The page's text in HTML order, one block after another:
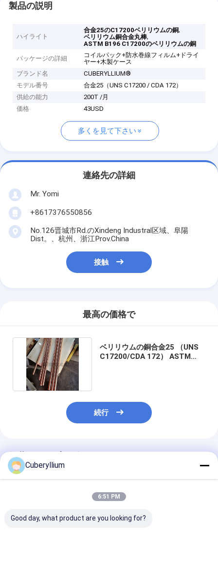
製品の説明
ハイライト
合金25のC17200ベリリウムの銅,
ベリリウム銅合金丸棒,
ASTM B196 C17200のベリリウムの銅
パッケージの詳細
コイルパック+防水巻線フィルム+ドライ
ヤー+木製ケース
ブランド名
CUBERYLLIUM®
モデル番号
合金25（UNS C17200 / CDA 172）
供給の能力
200T /月
価格
43USD
多くを見て下さい
連絡先の詳細
Mr. Yomi
+8617376550856
No.126晋城市Rd.のXindeng Industral区域、阜陽
Dist。、杭州、浙江Prov.China
接触
最高の価格で
ベリリウムの銅合金25 （UNS
C17200/CDA 172） ASTM
続行
推薦されたプロダクト
Cuberyllium
6:51 PM
Good day, what product are you looking for?